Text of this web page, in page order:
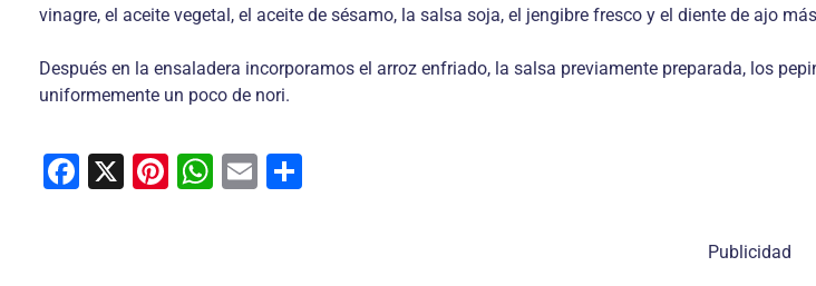
vinagre, el aceite vegetal, el aceite de sésamo, la salsa soja, el jengibre fresco y el diente de ajo
Después en la ensaladera incorporamos el arroz enfriado, la salsa previamente preparada, los
uniformemente un poco de nori.
F
X
Pi W E
Publicidad